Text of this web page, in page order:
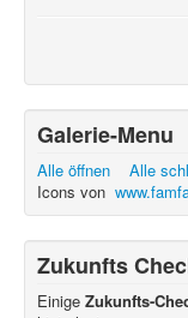
Galerie-Menu
Alle öffnen
Alle
Icons von
Zukunfts
Einige Zukunfts-